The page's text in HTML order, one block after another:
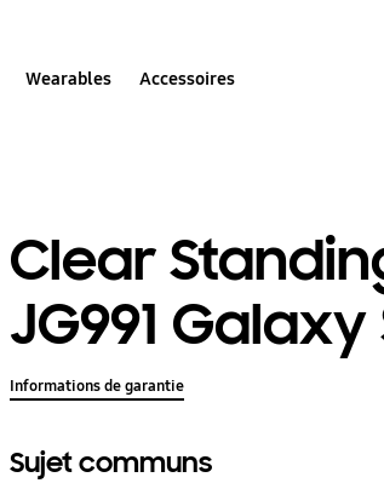
Wearables Accessoires
Clear
JG991 Galaxy
Informations de garantie
Sujet communs